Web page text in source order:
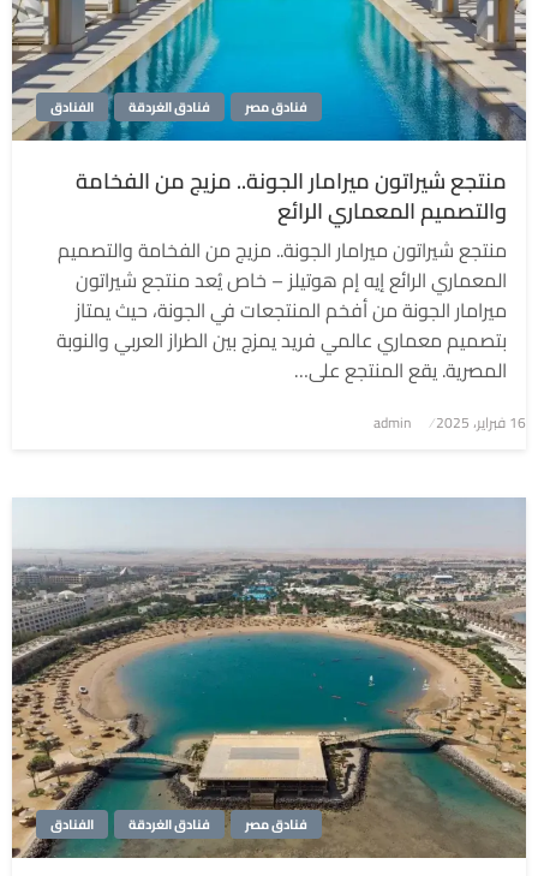
الفنادق فنادق الغردقة فنادق مصر
منتجع شيراتون ميرامار الجونة.. مزيج من الفخامة
والتصميم المعماري الرائع
منتجع شيراتون ميرامار الجونة.. مزيج من الفخامة والتصميم
المعماري الرائع إيه إم هوتيلز – خاص يُعد منتجع شيراتون
ميرامار الجونة من أفخم المنتجعات في الجونة، حيث يمتاز
بتصميم معماري عالمي فريد يمزج بين الطراز العربي والنوبة
المصرية. يقع المنتجع على…
نُشر
16 فبراير، 2025 admin
الفنادق فنادق الغردقة فنادق مصر